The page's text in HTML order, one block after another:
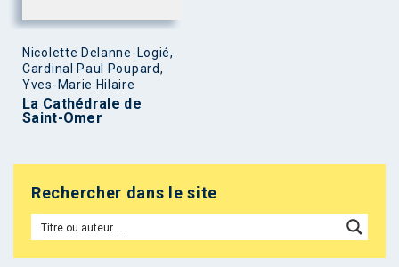
Nicolette Delanne-Logié,
Cardinal Paul Poupard,
Yves-Marie Hilaire
La Cathédrale de
Saint-Omer
Rechercher dans le site